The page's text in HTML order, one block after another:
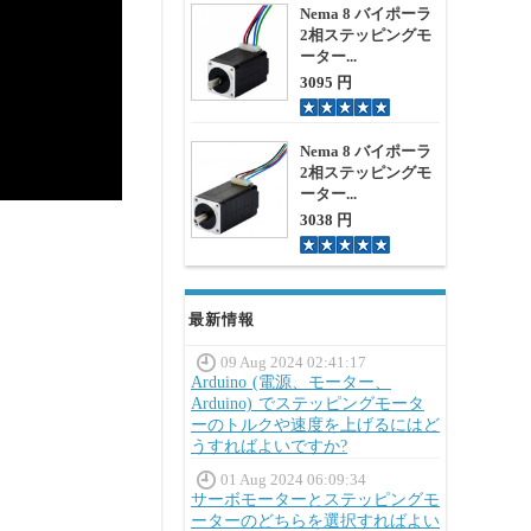
Nema 8 バイポーラ
2相ステッピングモ
ーター...
3095 円
Nema 8 バイポーラ
2相ステッピングモ
ーター...
3038 円
最新情報
09 Aug 2024 02:41:17
Arduino (電源、モーター、
Arduino) でステッピングモータ
ーのトルクや速度を上げるにはど
うすればよいですか?
01 Aug 2024 06:09:34
サーボモーターとステッピングモ
ーターのどちらを選択すればよい